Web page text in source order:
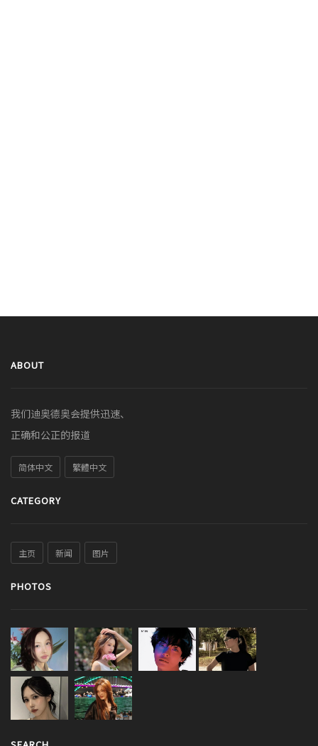
ABOUT
我们迪奥德奥会提供迅速、
正确和公正的报道
简体中文 繁體中文
CATEGORY
主页 新闻 图片
PHOTOS